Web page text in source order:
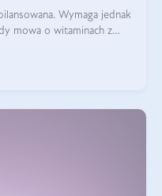
Wymaga jednak
mowa o witaminach z